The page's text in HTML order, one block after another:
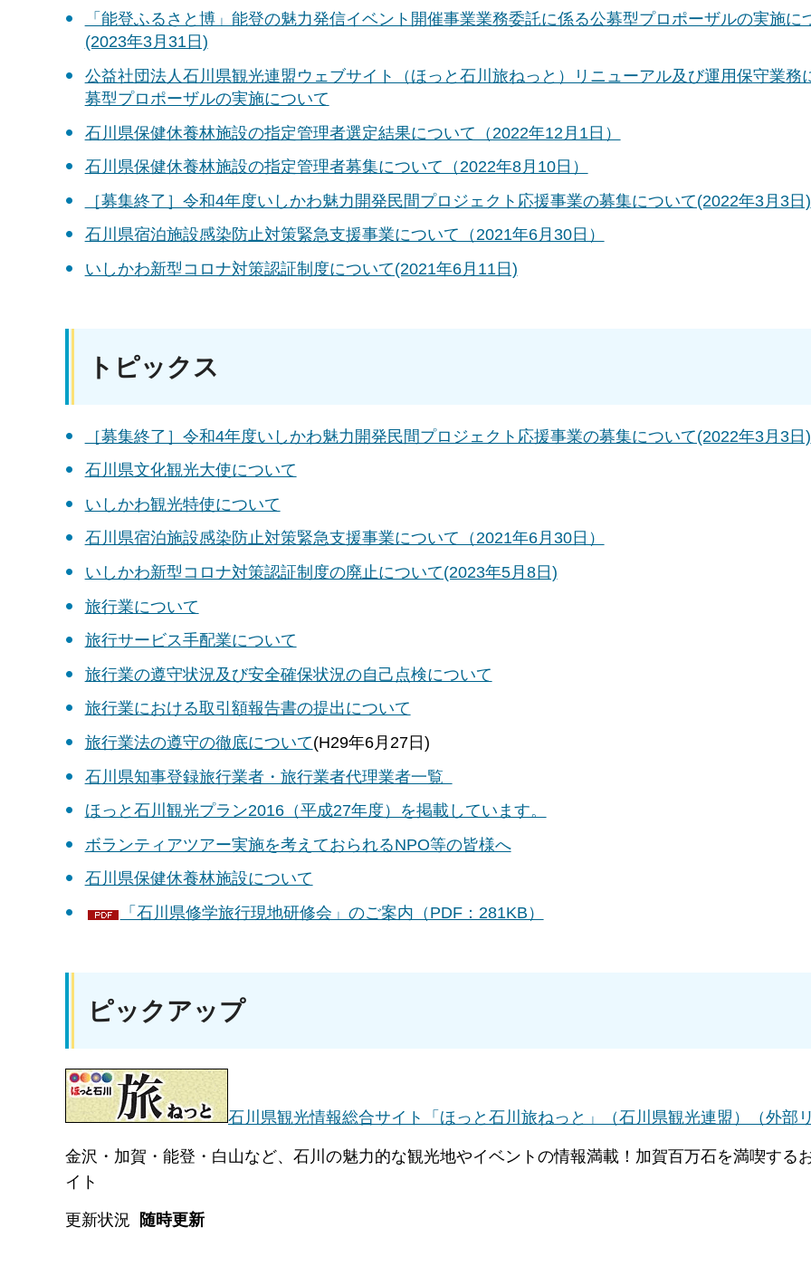
「能登ふるさと博」能登の魅力発信イベント開催事業業務委託に係る公募型プロポーザルの実施に
(2023年3月31日)
公益社団法人石川県観光連盟ウェブサイト（ほっと石川旅ねっと）リニューアル及び運用保守業務
募型プロポーザルの実施について
石川県保健休養林施設の指定管理者選定結果について（2022年12月1日）
石川県保健休養林施設の指定管理者募集について（2022年8月10日）
［募集終了］令和4年度いしかわ魅力開発民間プロジェクト応援事業の募集について(2022年3月3日)
石川県宿泊施設感染防止対策緊急支援事業について（2021年6月30日）
いしかわ新型コロナ対策認証制度について(2021年6月11日)
トピックス
［募集終了］令和4年度いしかわ魅力開発民間プロジェクト応援事業の募集について(2022年3月3日)
石川県文化観光大使について
いしかわ観光特使について
石川県宿泊施設感染防止対策緊急支援事業について（2021年6月30日）
いしかわ新型コロナ対策認証制度の廃止について(2023年5月8日)
旅行業について
旅行サービス手配業について
旅行業の遵守状況及び安全確保状況の自己点検について
旅行業における取引額報告書の提出について
旅行業法の遵守の徹底について(H29年6月27日)
石川県知事登録旅行業者・旅行業者代理業者一覧
ほっと石川観光プラン2016（平成27年度）を掲載しています。
ボランティアツアー実施を考えておられるNPO等の皆様へ
石川県保健休養林施設について
「石川県修学旅行現地研修会」のご案内（PDF：281KB）
ピックアップ
石川県観光情報総合サイト「ほっと石川旅ねっと」（石川県観光連盟）（外部
金沢・加賀・能登・白山など、石川の魅力的な観光地やイベントの情報満載！加賀百万石を満喫する
イト
更新状況 随時更新